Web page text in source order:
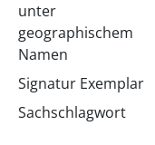
unter
geographischem
Namen
Signatur Exemplar
Sachschlagwort